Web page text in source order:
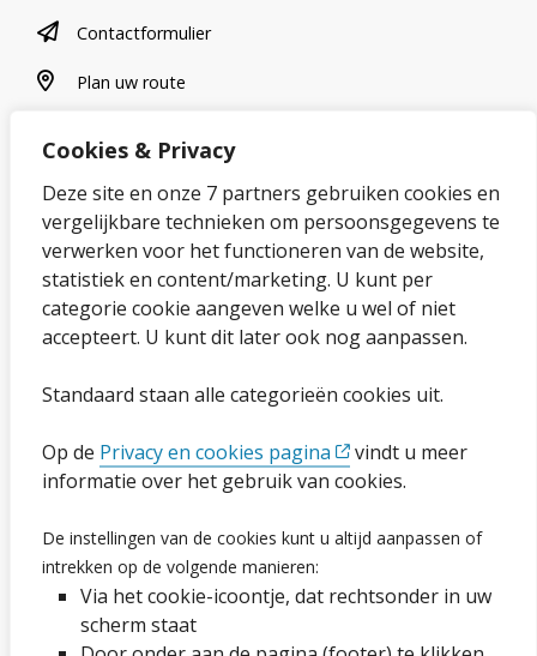
Cookies & Privacy
Deze site en onze 7 partners gebruiken cookies en
vergelijkbare technieken om persoonsgegevens te
verwerken voor het functioneren van de website,
statistiek en content/marketing. U kunt per
categorie cookie aangeven welke u wel of niet
accepteert. U kunt dit later ook nog aanpassen.
Standaard staan alle categorieën cookies uit.
Op de Privacy en cookies pagina
vindt u meer
informatie over het gebruik van cookies.
De instellingen van de cookies kunt u altijd aanpassen of
intrekken op de volgende manieren:
Via het cookie-icoontje, dat rechtsonder in uw
scherm staat
contactformulier
Contactformulier
plan uw route
Plan uw route
Over onze website
Sitemap
Privacybeleid en cookies
Cookies wijzigen
Ga naar de pagina
Proclaimer en copyright
Webarchief